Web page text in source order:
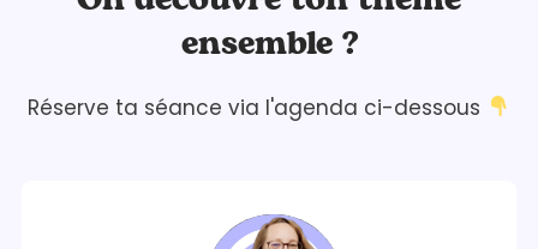
ensemble ?
Réserve ta séance via l'agenda ci-dessous